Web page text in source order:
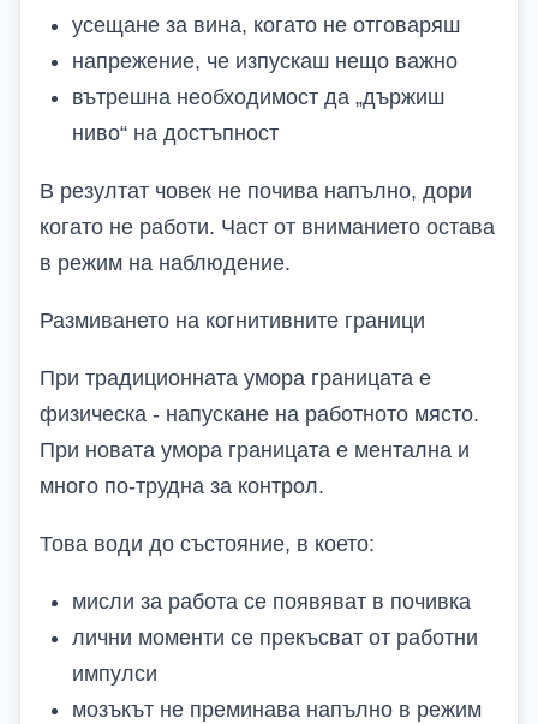
усещане за вина, когато не отговаряш
напрежение, че изпускаш нещо важно
вътрешна необходимост да „държиш
ниво“ на достъпност
В резултат човек не почива напълно, дори
когато не работи. Част от вниманието остава
в режим на наблюдение.
Размиването на когнитивните граници
При традиционната умора границата е
физическа - напускане на работното място.
При новата умора границата е ментална и
много по-трудна за контрол.
Това води до състояние, в което:
мисли за работа се появяват в почивка
лични моменти се прекъсват от работни
импулси
мозъкът не преминава напълно в режим